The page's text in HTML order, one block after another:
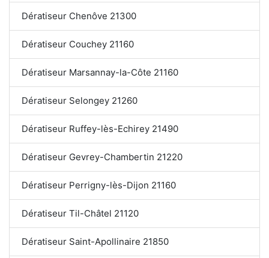
Dératiseur Chenôve 21300
Dératiseur Couchey 21160
Dératiseur Marsannay-la-Côte 21160
Dératiseur Selongey 21260
Dératiseur Ruffey-lès-Echirey 21490
Dératiseur Gevrey-Chambertin 21220
Dératiseur Perrigny-lès-Dijon 21160
Dératiseur Til-Châtel 21120
Dératiseur Saint-Apollinaire 21850